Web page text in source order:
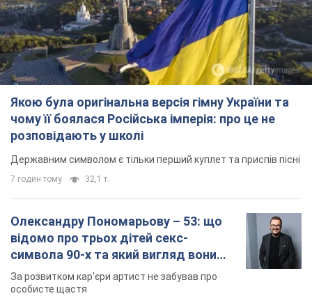
Якою була оригінальна версія гімну України та
чому її боялася Російська імперія: про це не
розповідають у школі
Державним символом є тільки перший куплет та приспів пісні
7 годин тому 32,1 т.
Олександру Пономарьову – 53: що
відомо про трьох дітей секс-
символа 90-х та який вигляд вони
мають
За розвитком кар'єри артист не забував про
особисте щастя